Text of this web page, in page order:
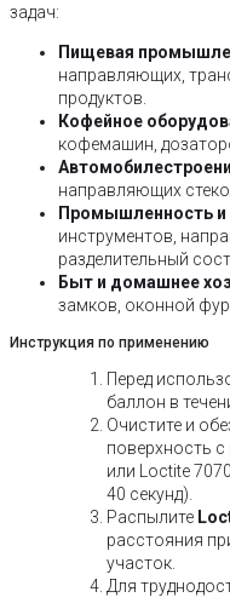
задач:
Пищевая
направляющих,
продуктов.
Кофейное
кофемашин,
направляющих
Промышленность и
инструментов,
разделительный
Быт и домашнее
замков, оконной
Инструкция по применению
Перед
баллон в
Очистите и
поверхность
или Loctite
40 секунд).
Распылите
расстояния
участок.
Для